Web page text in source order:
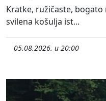
Kratke, ružičaste,
svilena košulja ist...
05.08.2026. u 20:00